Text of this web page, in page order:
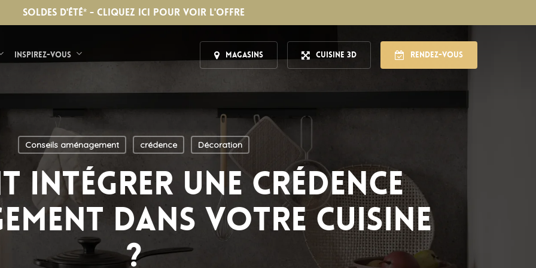
SOLDES D'ÉTÉ* - CLIQUEZ ICI POUR VOIR L'OFFRE
Inspirez-vous Magasins Cuisine 3D Rendez-vous
Conseils aménagement crédence Décoration
intégrer une crédence
dans votre cuisine
?